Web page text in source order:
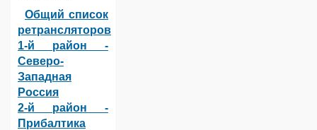
Общий список
ретрансляторов
1-й район -
Северо-
Западная
Россия
2-й район -
Прибалтика